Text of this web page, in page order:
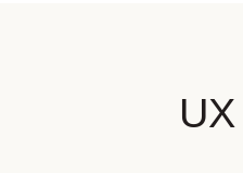
UX